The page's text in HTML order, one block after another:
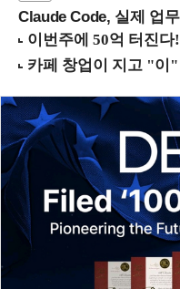
Claude Code, 실제 업무 자동